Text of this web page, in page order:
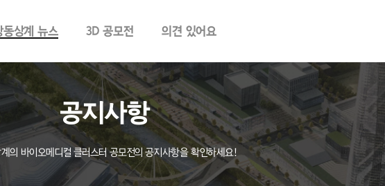
동상계 뉴스 3D 공모전 의견 있어요
공지사항
계의 바이오메디컬 클러스터 공모전의 공지사항을 확인하세요!